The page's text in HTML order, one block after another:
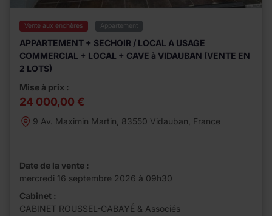
Vente aux enchères Appartement
APPARTEMENT + SECHOIR / LOCAL A USAGE
COMMERCIAL + LOCAL + CAVE à VIDAUBAN (VENTE EN
2 LOTS)
Mise à prix :
24 000,00 €
9 Av. Maximin Martin, 83550 Vidauban, France
Date de la vente :
mercredi 16 septembre 2026 à 09h30
Cabinet :
CABINET ROUSSEL-CABAYÉ & Associés